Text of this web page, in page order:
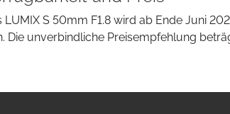
LUMIX S 50mm F1.8 wird ab Ende Juni
Die unverbindliche Preisempfehlung